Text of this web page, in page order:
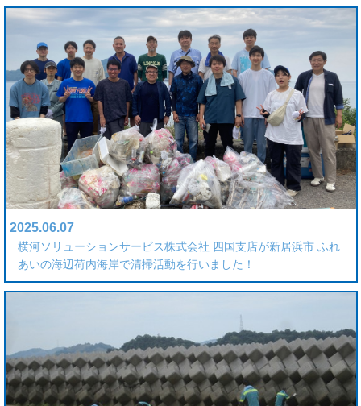
2025.06.07
横河ソリューションサービス株式会社 四国支店が新居浜市 ふれ
あいの海辺荷内海岸で清掃活動を行いました！